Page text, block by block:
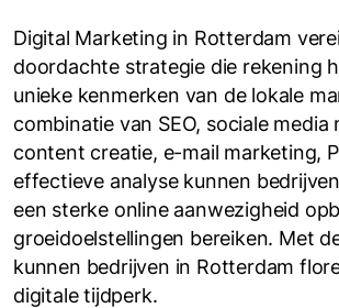
Digital Marketing in Rotterdam
doordachte strategie die rekening
unieke kenmerken van de lokale
combinatie van SEO, sociale media
content creatie, e-mail marketing,
effectieve analyse kunnen
een sterke online aanwezigheid
groeidoelstellingen bereiken. Met
kunnen bedrijven in Rotterdam
digitale tijdperk.